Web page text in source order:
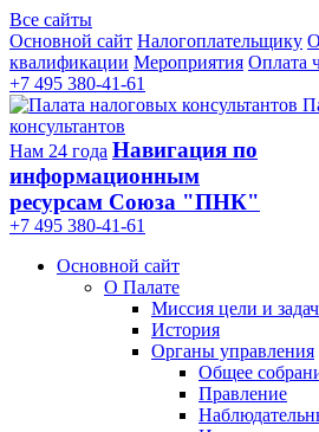
Все сайты
Основной сайт Налогоплательщику
квалификации Мероприятия Оплата
+7 495 380-41-61
консультантов
Нам 24 года Навигация по
информационным
ресурсам Союза "ПНК"
+7 495 380‑41‑61
Основной сайт
О Палате
Миссия цели и
История
Органы управления
Общее
Правление